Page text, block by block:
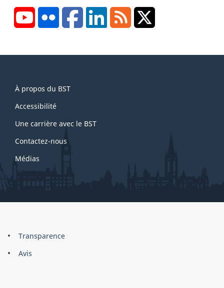
YouTubeFlickr FacebookLinkedInRSS
this
site
À propos du BST
Accessibilité
Une carrière avec le BST
Contactez-nous
Médias
About
this
Brand
Transparence
Avis